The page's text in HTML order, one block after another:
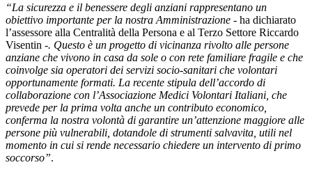
“La sicurezza e il benessere degli anziani rappresentano un
obiettivo importante per la nostra Amministrazione - ha dichiarato
l’assessore alla Centralità della Persona e al Terzo Settore Riccardo
Visentin -. Questo è un progetto di vicinanza rivolto alle persone
anziane che vivono in casa da sole o con rete familiare fragile e che
coinvolge sia operatori dei servizi socio-sanitari che volontari
opportunamente formati. La recente stipula dell’accordo di
collaborazione con l’Associazione Medici Volontari Italiani, che
prevede per la prima volta anche un contributo economico,
conferma la nostra volontà di garantire un’attenzione maggiore alle
persone più vulnerabili, dotandole di strumenti salvavita, utili nel
momento in cui si rende necessario chiedere un intervento di primo
soccorso”.